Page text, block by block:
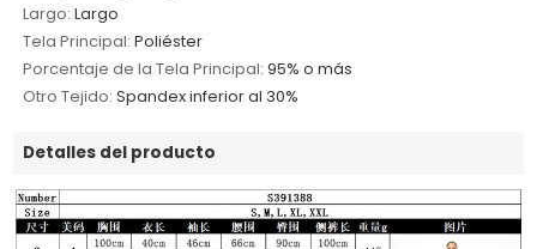
Largo: Largo
Tela Principal: Poliéster
Porcentaje de la Tela Principal: 95% o más
Otro Tejido: Spandex inferior al 30%
Detalles del producto